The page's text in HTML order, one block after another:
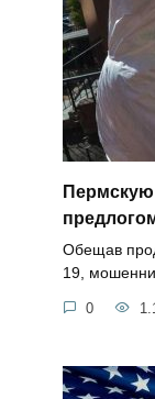
Пермскую
Обещав
19,
0